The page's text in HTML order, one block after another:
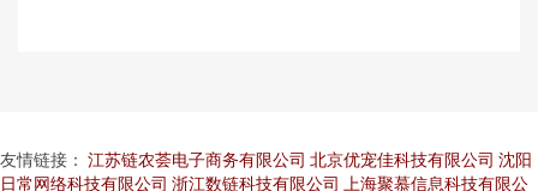
友情链接： 江苏链农荟电子商务有限公司 北京优宠佳科技有限公司 沈阳
日常网络科技有限公司 浙江数链科技有限公司
上海聚慕信息科技有限公